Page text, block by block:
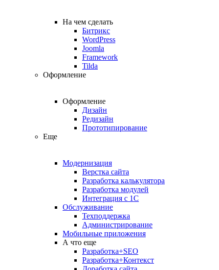
На чем сделать
Битрикс
WordPress
Joomla
Framework
Tilda
Оформление
Оформление
Дизайн
Редизайн
Прототипирование
Еще
Модернизация
Верстка сайта
Разработка калькулятора
Разработка модулей
Интеграция с 1С
Обслуживание
Техподдержка
Администрирование
Мобильные приложения
А что еще
Разработка+SEO
Разработка+Контекст